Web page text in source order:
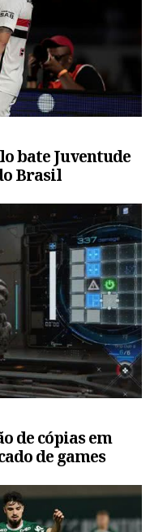
bate Juventude
Brasil
de cópias em
de games